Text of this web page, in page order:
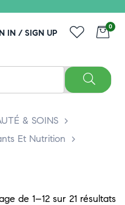
IN / SIGN UP
0
& SOINS >
Et Nutrition
>
de 1–12 sur 21 résultats